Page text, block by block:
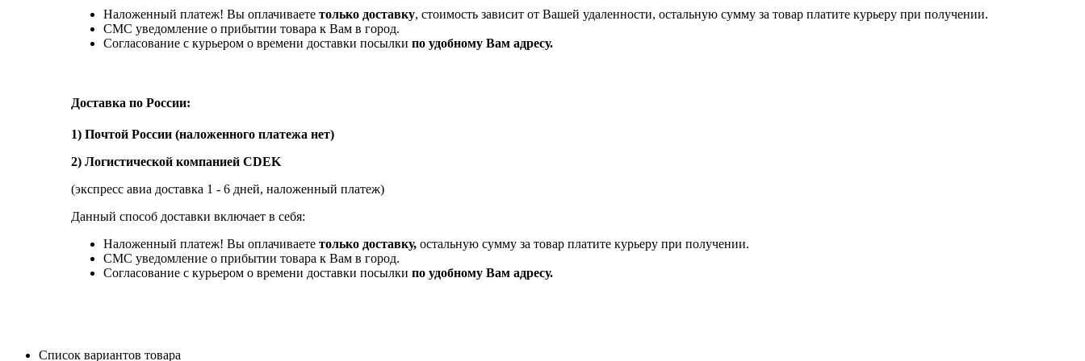
Наложенный платеж! Вы оплачиваете только доставку, стоимость зависит от Вашей удаленности, остальную сумму за товар платите курьеру при получении.
СМС уведомление о прибытии товара к Вам в город.
Согласование с курьером о времени доставки посылки по удобному Вам адресу.
Доставка по России:
1) Почтой России (наложенного платежа нет)
2) Логистической компанией CDEK
(экспресс авиа доставка 1 - 6 дней, наложенный платеж)
Данный способ доставки включает в себя:
Наложенный платеж! Вы оплачиваете только доставку, остальную сумму за товар платите курьеру при получении.
СМС уведомление о прибытии товара к Вам в город.
Согласование с курьером о времени доставки посылки по удобному Вам адресу.
Список вариантов товара